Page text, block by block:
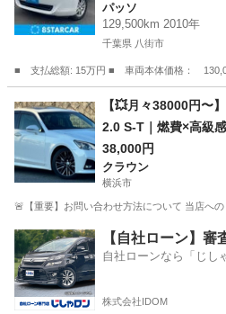
パッソ
129,500km 2010年
千葉県 八街市
■ 支払総額: 15万円 ■ 車両本体価格：
パッソ
【💥月々38000円〜
2.0 S-T｜燃費×高級
38,000円
クラウン
横浜市
🚨【重要】お問い合わせ方法について 当店へ
神奈川 横浜市 クラウン クラウ
【自社ローン】審
自社ローンなら「じし
株式会社IDOM